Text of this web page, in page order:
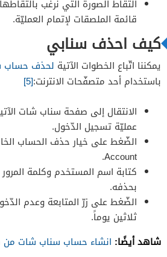
قائمة الملصقات لإتمام العمليّة.
كيف احذف سنابي
يمكننا اتّباع الخطوات الآتية لحذف حساب
باستخدام أحد متصفّحات الانترنت:[5]
الانتقال إلى صفحة سناب شات
عمليّة تسجيل الدّخول.
Account.
كتابة اسم المستخدم وكلمة
بحذفه.
الضّغط على زرّ المتابعة وعدم
ثلاثين يوماً.
شاهد أيضًا: انشاء حساب سناب شات من